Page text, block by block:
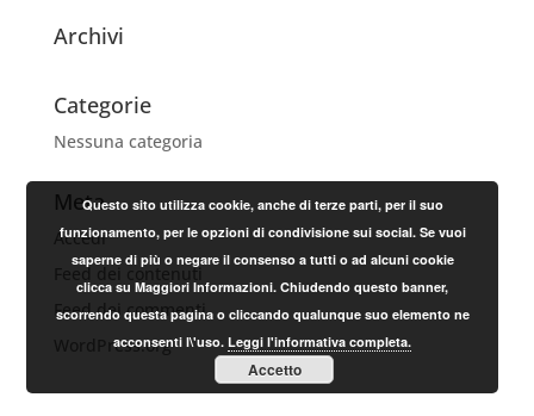
Archivi
Categorie
Nessuna categoria
Meta
Accedi
Feed dei contenuti
Feed dei commenti
WordPress.org
Questo sito utilizza cookie, anche di terze parti, per il suo
funzionamento, per le opzioni di condivisione sui social. Se vuoi
saperne di più o negare il consenso a tutti o ad alcuni cookie
clicca su Maggiori Informazioni. Chiudendo questo banner,
scorrendo questa pagina o cliccando qualunque suo elemento ne
acconsenti l\'uso.Leggi l'informativa completa.
Accetto